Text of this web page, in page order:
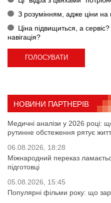
З розумінням, адже ціни на
Ціна підвищиться, а
навігація?
НОВИНИ ПАРТНЕРІВ
Медичні аналізи у 2026 році:
рутинне обстеження рятує
06.08.2026, 18:28
Міжнародний переказ
підготовці
05.08.2026, 15:45
Популярні фільми року: що